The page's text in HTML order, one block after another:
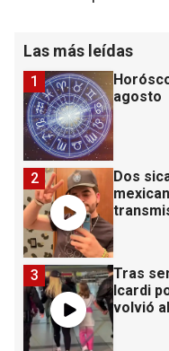
Las más leídas
agosto
1
Dos
2
Tras
Icardi
volvió
3